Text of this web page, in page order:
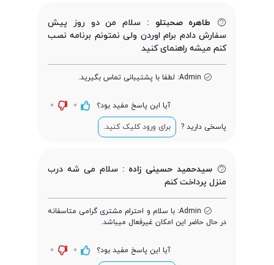
پردازنده
Quad-core 1.2 GHz Cortex-A7
پردازنده گرافیکی PowerVR SGX544
طاهره صحبتلو : سلام من دو روز پیش
سفارش دادم برام اوردن ولی نمتونم برنامه نصب
کنم میشه راهنمای کنید
Admin: لطفا با پشتیبانی تماس بگیرید.
آیا این پاسخ مفید بود؟ 0
0
پاسخی دارید ? برای ورود کلیک کنید.
سیدحمید حسینی زاده :سلام می شه درب
منزل پرداخت کنم
Admin: با سلام و احترام مشتری گرامی متاسفانه
در حال حاضر این امکان غیرفعال میباشد.
آیا این پاسخ مفید بود؟ 0
0